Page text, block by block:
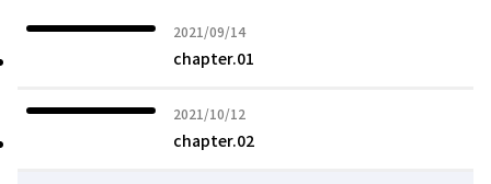
2021/09/14
2021年09月14日
chapter.01
2021/10/12
2021年10月12日
chapter.02